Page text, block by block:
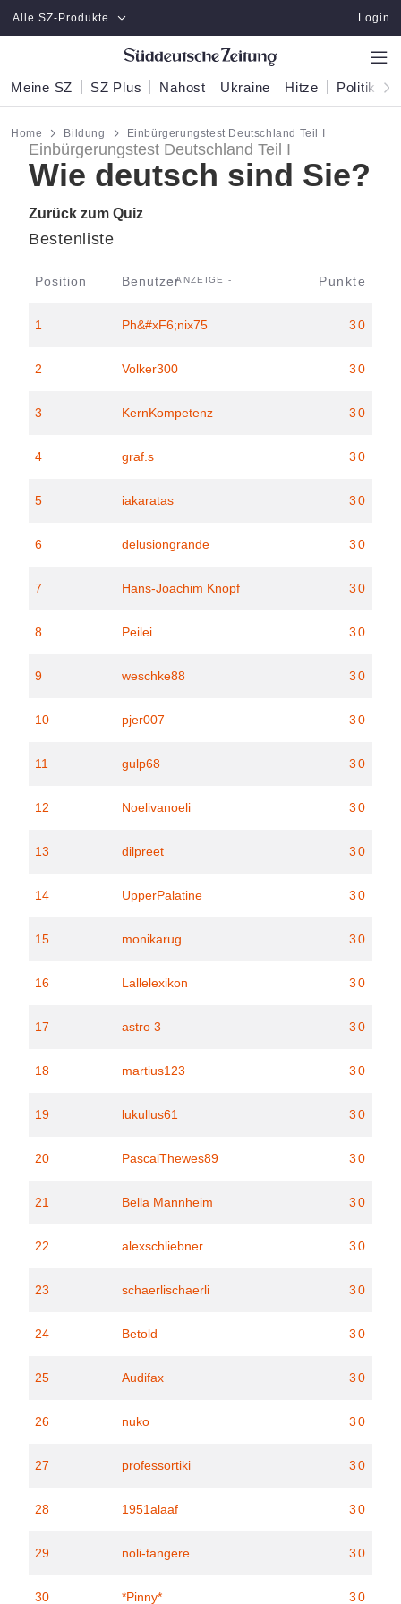
Zum Hauptinhalt springen
Alle SZ-Produkte Login
Meine SZ SZ Plus Nahost Ukraine Hitze Politik
Home Bildung Einbürgerungstest Deutschland Teil I
Einbürgerungstest Deutschland Teil I
Wie deutsch sind Sie?
Zurück zum Quiz
Bestenliste
Position Benutzer Punkte
1 Ph&#xF6;nix75 30
2 Volker300 30
3 KernKompetenz 30
4 graf.s 30
5 iakaratas 30
6 delusiongrande 30
7 Hans-Joachim Knopf 30
8 Peilei 30
9 weschke88 30
10 pjer007 30
11 gulp68 30
12 Noelivanoeli 30
13 dilpreet 30
14 UpperPalatine 30
15 monikarug 30
16 Lallelexikon 30
17 astro 3 30
18 martius123 30
19 lukullus61 30
20 PascalThewes89 30
21 Bella Mannheim 30
22 alexschliebner 30
23 schaerlischaerli 30
24 Betold 30
25 Audifax 30
26 nuko 30
27 professortiki 30
28 1951alaaf 30
29 noli-tangere 30
30 *Pinny* 30